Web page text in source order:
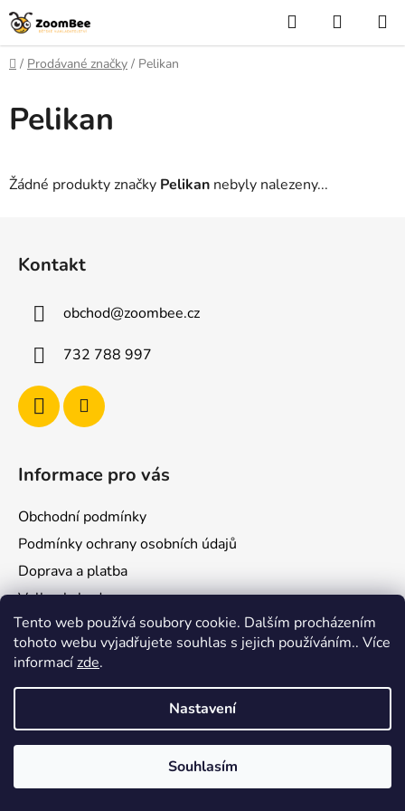
Tento web používá soubory cookie. Dalším procházením
tohoto webu vyjadřujete souhlas s jejich používáním.. Více
informacízde.
Nastavení
Souhlasím
Přejít
na
obsah
Hledat
KOŠÍK
Domů
/ Prodávané značky / Pelikan
Pelikan
Žádné produkty značky Pelikan nebyly nalezeny...
Kontakt
obchod@zoombee.cz
732 788 997
Informace pro vás
Obchodní podmínky
Podmínky ochrany osobních údajů
Doprava a platba
Velkoobchod
Blog
Prodejny
Vytvořil Shoptet
Copyright 2026ZoomBee. Všechna práva vyhrazena.